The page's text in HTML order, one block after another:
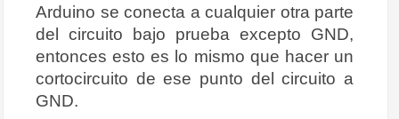
Arduino se conecta a cualquier otra parte
del circuito bajo prueba excepto GND,
entonces esto es lo mismo que hacer un
cortocircuito de ese punto del circuito a
GND.